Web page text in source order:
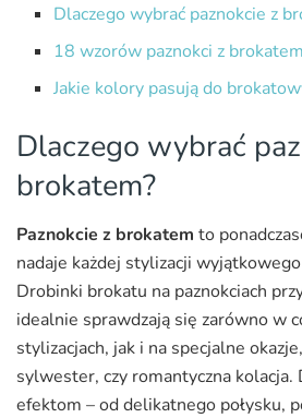
Dlaczego wybrać paznokcie z
18 wzorów paznokci z brokatem
Jakie kolory pasują do
Dlaczego wybrać
brokatem?
Paznokcie z brokatem to
nadaje każdej stylizacji
Drobinki brokatu na paznokciach
idealnie sprawdzają się zarówno w
stylizacjach, jak i na specjalne
sylwester, czy romantyczna kolacja.
efektom – od delikatnego połysku,